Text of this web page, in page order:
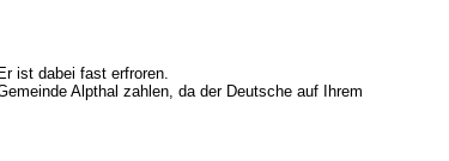
ist dabei fast erfroren.
Alpthal zahlen, da der Deutsche auf Ihrem